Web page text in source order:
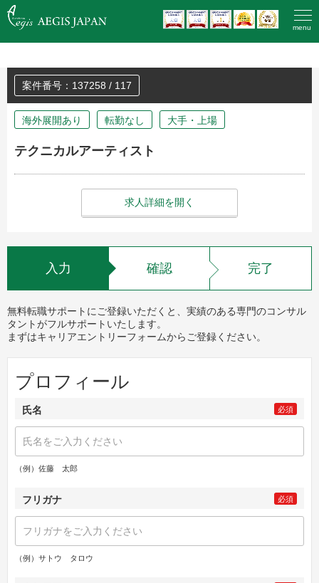
menu
HOME
案件番号：137258 / 117
海外展開あり 転勤なし 大手・上場
テクニカルアーティスト
求人詳細を開く
入力 確認 完了
無料転職サポートにご登録いただくと、実績のある専門のコンサル
タントがフルサポートいたします。
まずはキャリアエントリーフォームからご登録ください。
プロフィール
氏名 必須
（例）佐藤 太郎
フリガナ 必須
（例）サトウ タロウ